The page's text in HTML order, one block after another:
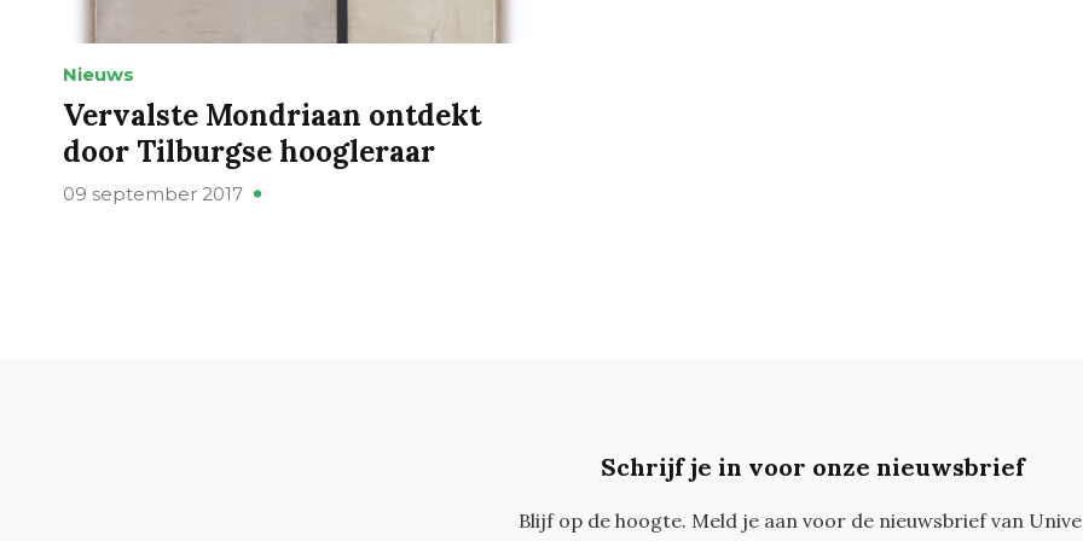
Nieuws
Vervalste Mondriaan ontdekt
door Tilburgse hoogleraar
09 september 2017
Schrijf je in voor onze nieuwsbrief
Blijf op de hoogte. Meld je aan voor de nieuwsbrief van